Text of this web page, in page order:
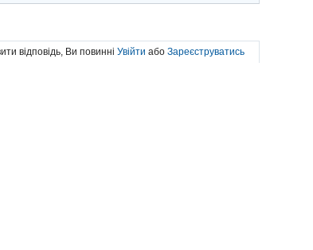
відповідь, Ви повинні Увійти або Зареєструватись